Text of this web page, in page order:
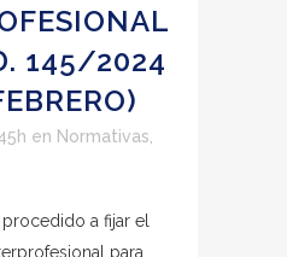
145/2024
en Normativas
a fijar el
para